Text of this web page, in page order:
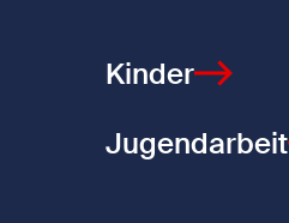
Kinder
Jugendarbeit